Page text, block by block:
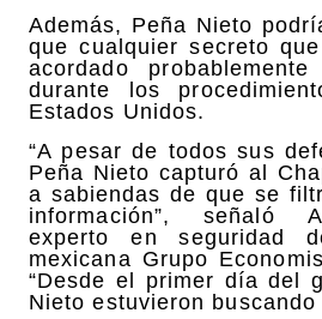
Además, Peña Nieto
que cualquier secreto
acordado
durante los
Estados Unidos.
“A pesar de todos sus
Peña Nieto capturó al
a sabiendas de que se
información”, señaló
experto en seguridad
mexicana Grupo
“Desde el primer día del
Nieto estuvieron buscando